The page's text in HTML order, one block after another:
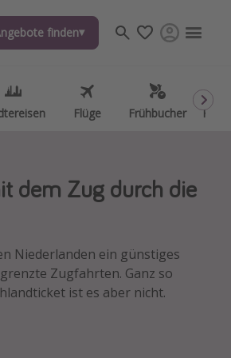
finden
Flüge Frühbucher
finden
Flüge Frühbucher
dem Zug durch die
Niederlanden ein günstiges
Zugfahrten. Ganz so
ist es aber nicht.